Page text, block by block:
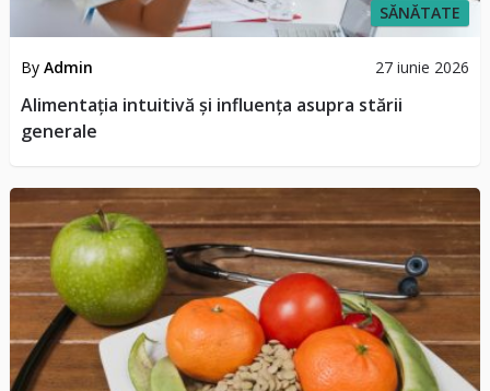
SĂNĂTATE
By Admin 27 iunie 2026
Alimentația intuitivă și influența asupra stării
generale